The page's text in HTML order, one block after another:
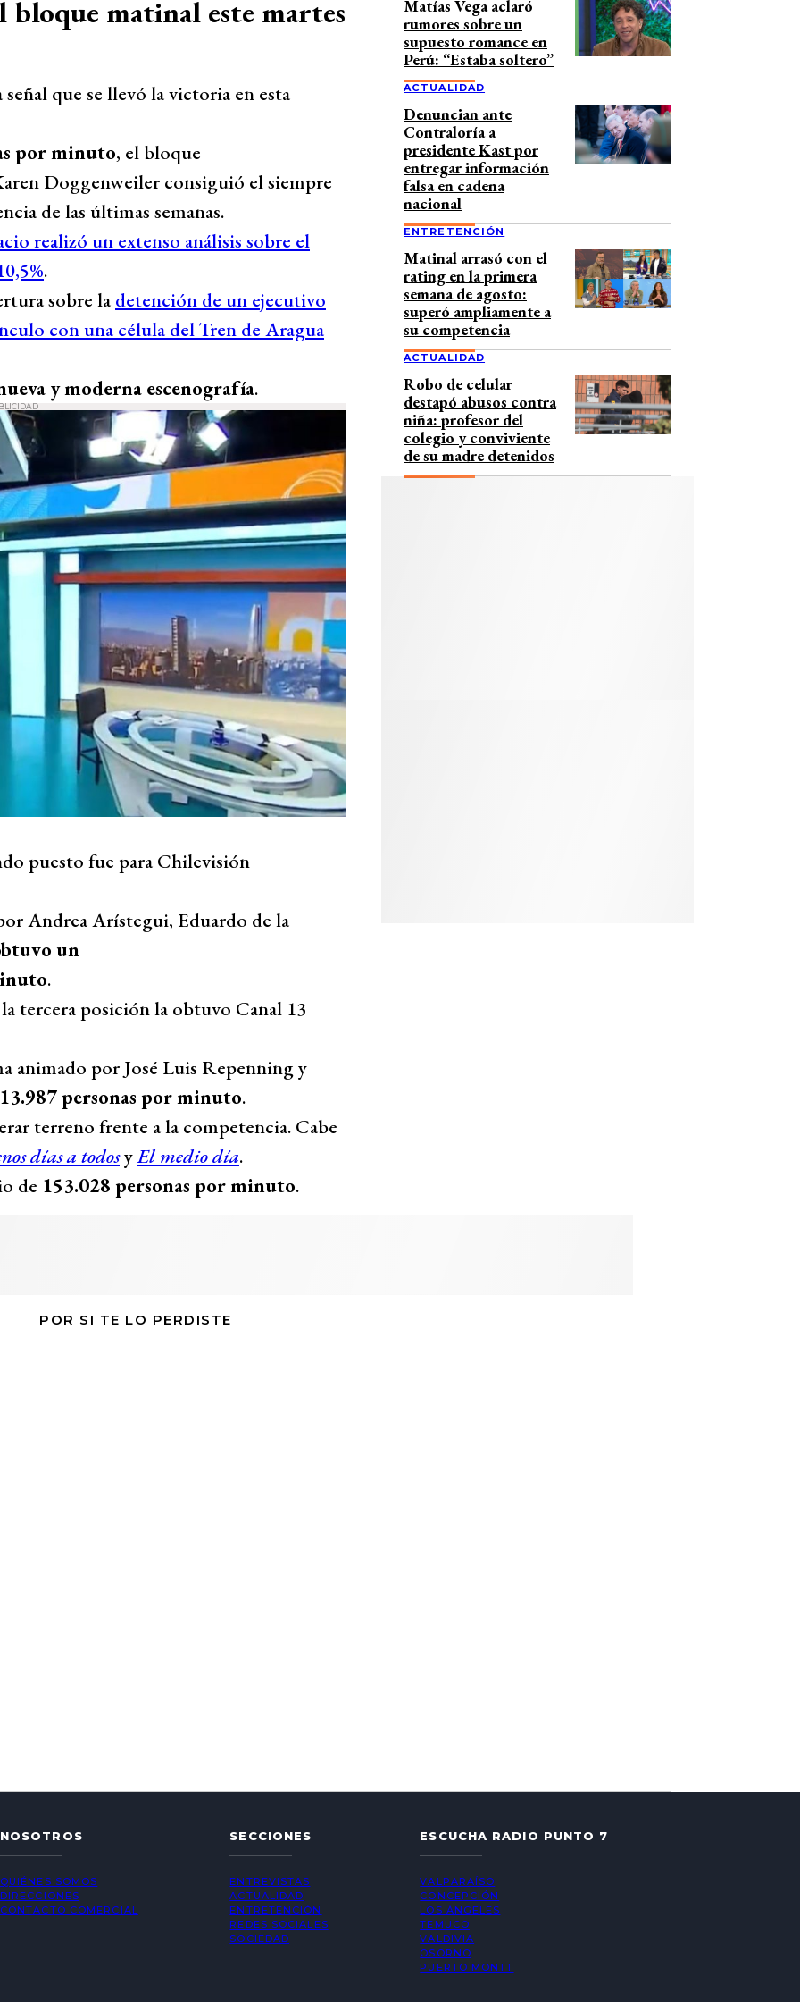
matinal este martes
señal que se llevó la victoria en esta
por minuto, el bloque
Doggenweiler consiguió el siempre
de las últimas semanas.
realizó un extenso análisis sobre el
.
sobre la detención de un ejecutivo
con una célula del Tren de Aragua
y moderna escenografía.
puesto fue para Chilevisión
Andrea Arístegui, Eduardo de la
un
.
tercera posición la obtuvo Canal 13
animado por José Luis Repenning y
personas por minuto.
terreno frente a la competencia. Cabe
días a todosyEl medio día.
de 153.028 personas por minuto.
Matías Vega aclaró
rumores sobre un
supuesto romance en
Perú: “Estaba soltero”
ACTUALIDAD
Denuncian ante
Contraloría a
presidente Kast por
entregar información
falsa en cadena
nacional
ENTRETENCIÓN
Matinal arrasó con el
rating en la primera
semana de agosto:
superó ampliamente a
su competencia
ACTUALIDAD
Robo de celular
destapó abusos contra
niña: profesor del
colegio y conviviente
de su madre detenidos
POR SI TE LO PERDISTE
NOSOTROS
QUIÉNES SOMOS
DIRECCIONES
CONTACTO COMERCIAL
SECCIONES
ENTREVISTAS
ACTUALIDAD
ENTRETENCIÓN
REDES SOCIALES
SOCIEDAD
ESCUCHA RADIO PUNTO 7
VALPARAÍSO
CONCEPCIÓN
LOS ÁNGELES
TEMUCO
VALDIVIA
OSORNO
PUERTO MONTT